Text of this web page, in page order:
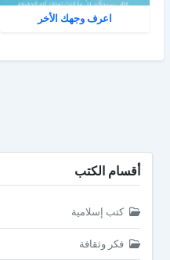
اعرف وجهك الأخر
أقسام الكتب
كتب إسلامية
فكر وثقافة